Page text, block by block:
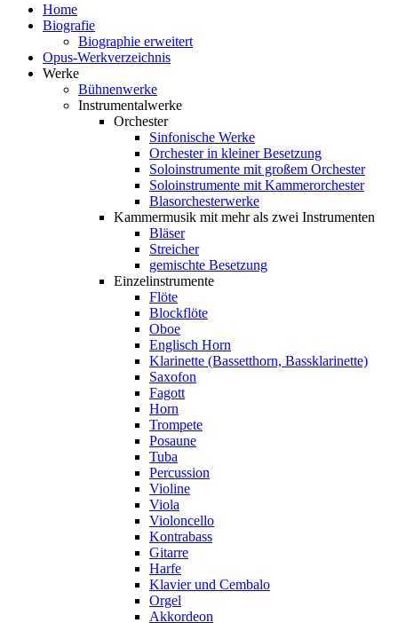
Home
Biografie
Biographie erweitert
Opus-Werkverzeichnis
Werke
Bühnenwerke
Instrumentalwerke
Orchester
Sinfonische Werke
Orchester in kleiner Besetzung
Soloinstrumente mit großem Orchester
Soloinstrumente mit Kammerorchester
Blasorchesterwerke
Kammermusik mit mehr als zwei Instrumenten
Bläser
Streicher
gemischte Besetzung
Einzelinstrumente
Flöte
Blockflöte
Oboe
Englisch Horn
Klarinette (Bassetthorn, Bassklarinette)
Saxofon
Fagott
Horn
Trompete
Posaune
Tuba
Percussion
Violine
Viola
Violoncello
Kontrabass
Gitarre
Harfe
Klavier und Cembalo
Orgel
Akkordeon